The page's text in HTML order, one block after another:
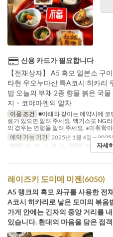
신용 카드가 필요합니다
【전채상자】 A5 흑모 일본소 구
타현 우오누마산 특A코시 히카리
밥 오늘의 부채 2종 향물 붉은 국
지・코야마엔의 말차
이용 조건 ■아래와 같이는 예약시에
료가 있으면 알려 주세요. 엑기스도 NG
의 경우는 연령을 알려 주세요. ※미취학
예약 가능 기간 2025년 1월 4일 ~
요일
월, 화, 수, 목, 금 식사 점심 주
자세
레이즈키 도미메 미젠(6050)
A5 랭크의 흑모 와규를 사용한 전
A코시 히카리로 낳은 도미의 볶음
가게 안에는 긴자의 중앙 거리를
있습니다. 환대의 마음을 담은 접